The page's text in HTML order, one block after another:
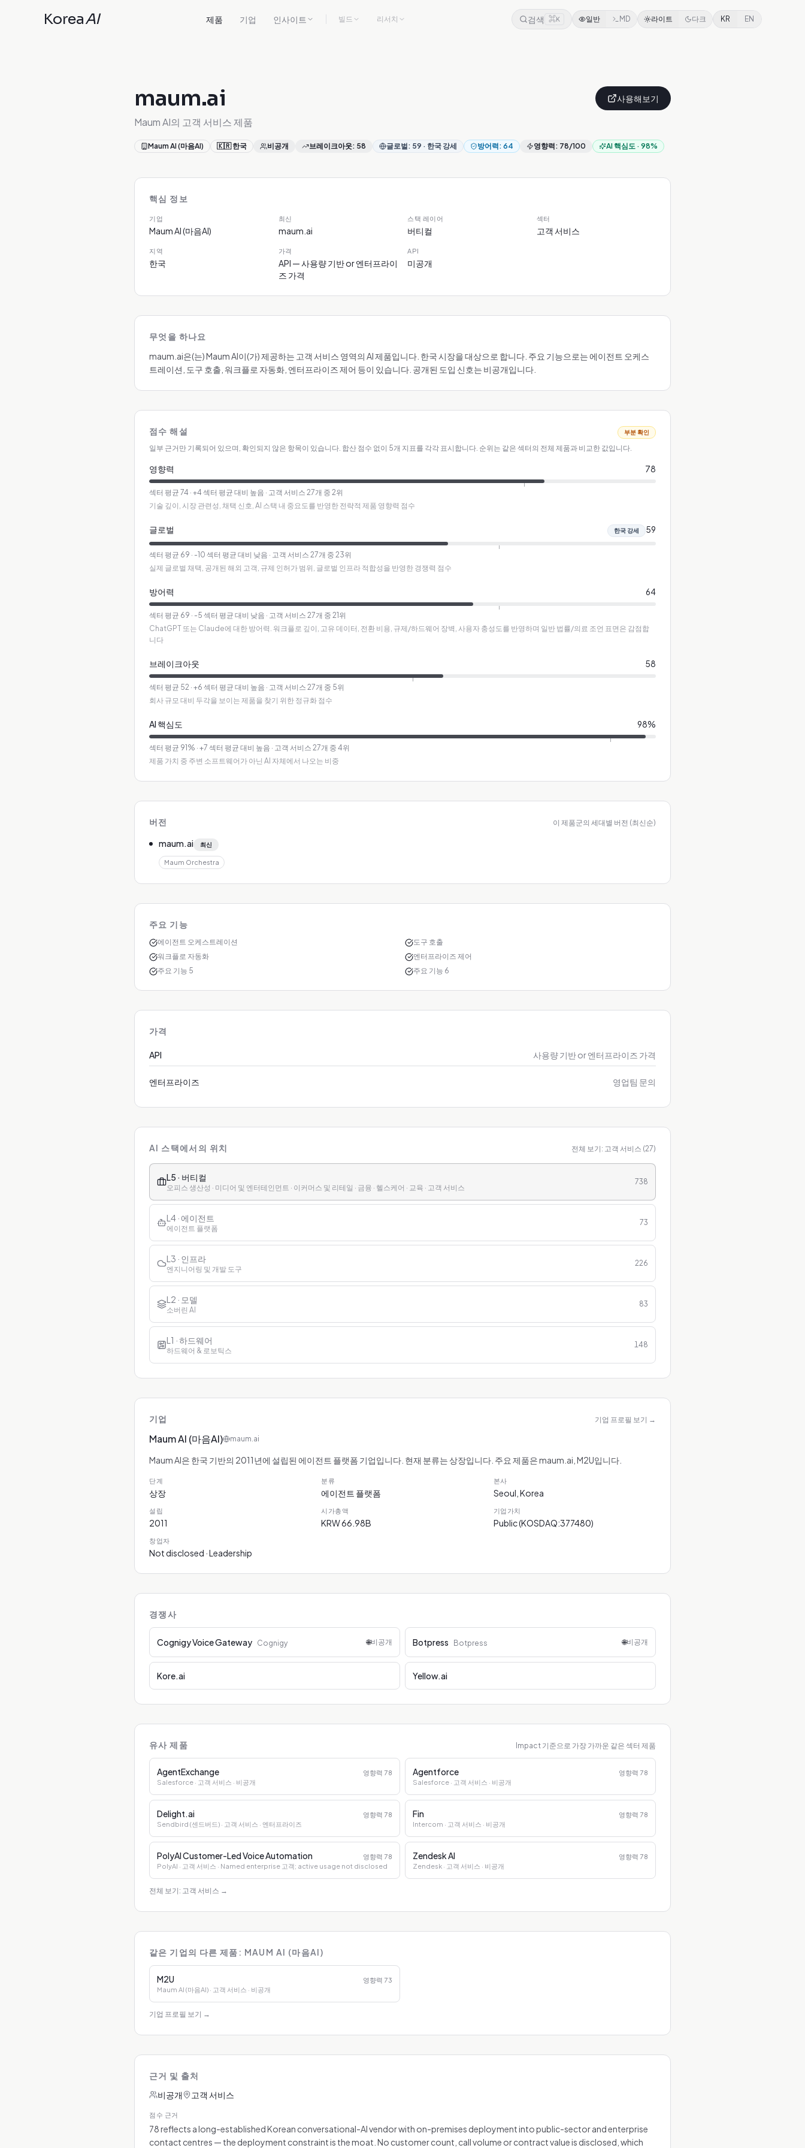
KoreaAI 제품 기업 인사이트 빌드 리서치 검색 ⌘K 일반 MD 라이트 다크 KR EN
maum.ai
Maum AI의 고객 서비스 제품
사용해보기
Maum AI (마음AI) 🇰🇷 한국 비공개 브레이크아웃: 58 글로벌: 59 · 한국 강세 방어력: 64 영향력: 78/100 AI 핵심도 · 98%
핵심 정보
기업
Maum AI (마음AI)
최신
maum.ai
스택 레이어
버티컬
섹터
고객 서비스
지역
한국
가격
API — 사용량 기반 or 엔터프라이
즈 가격
API
미공개
무엇을 하나요
maum.ai은(는) Maum AI이(가) 제공하는 고객 서비스 영역의 AI 제품입니다. 한국 시장을 대상으로 합니다. 주요 기능으로는 에이전트 오케스
트레이션, 도구 호출, 워크플로 자동화, 엔터프라이즈 제어 등이 있습니다. 공개된 도입 신호는 비공개입니다.
점수 해설 부분 확인
일부 근거만 기록되어 있으며, 확인되지 않은 항목이 있습니다. 합산 점수 없이 5개 지표를 각각 표시합니다. 순위는 같은 섹터의 전체 제품과 비교한 값입니다.
영향력 78
섹터 평균 74 · +4 섹터 평균 대비 높음 · 고객 서비스 27개 중 2위
기술 깊이, 시장 관련성, 채택 신호, AI 스택 내 중요도를 반영한 전략적 제품 영향력 점수
글로벌 한국 강세 59
섹터 평균 69 · -10 섹터 평균 대비 낮음 · 고객 서비스 27개 중 23위
실제 글로벌 채택, 공개된 해외 고객, 규제 인허가 범위, 글로벌 인프라 적합성을 반영한 경쟁력 점수
방어력 64
섹터 평균 69 · -5 섹터 평균 대비 낮음 · 고객 서비스 27개 중 21위
ChatGPT 또는 Claude에 대한 방어력. 워크플로 깊이, 고유 데이터, 전환 비용, 규제/하드웨어 장벽, 사용자 충성도를 반영하며 일반 법률/의료 조언 표면은 감점합
니다
브레이크아웃 58
섹터 평균 52 · +6 섹터 평균 대비 높음 · 고객 서비스 27개 중 5위
회사 규모 대비 두각을 보이는 제품을 찾기 위한 정규화 점수
AI 핵심도 98%
섹터 평균 91 % · +7 섹터 평균 대비 높음 · 고객 서비스 27개 중 4위
제품 가치 중 주변 소프트웨어가 아닌 AI 자체에서 나오는 비중
버전 이 제품군의 세대별 버전 (최신순)
maum.ai 최신
Maum Orchestra
주요 기능
에이전트 오케스트레이션
도구 호출
워크플로 자동화
엔터프라이즈 제어
주요 기능 5
주요 기능 6
가격
API 사용량 기반 or 엔터프라이즈 가격
엔터프라이즈 영업팀 문의
AI 스택에서의 위치 전체 보기: 고객 서비스 (27)
L5 · 버티컬
오피스 생산성 · 미디어 및 엔터테인먼트 · 이커머스 및 리테일 · 금융 · 헬스케어 · 교육 · 고객 서비스
738
L4 · 에이전트
에이전트 플랫폼
73
L3 · 인프라
엔지니어링 및 개발 도구
226
L2 · 모델
소버린 AI
83
L1 · 하드웨어
하드웨어 & 로보틱스
148
기업 기업 프로필 보기 →
Maum AI (마음AI) maum.ai
Maum AI은 한국 기반의 2011년에 설립된 에이전트 플랫폼 기업입니다. 현재 분류는 상장입니다. 주요 제품은 maum.ai, M2U입니다.
단계
상장
분류
에이전트 플랫폼
본사
Seoul, Korea
설립
2011
시가총액
KRW 66.98B
기업가치
Public (KOSDAQ:377480)
창업자
Not disclosed · Leadership
경쟁사
Cognigy Voice Gateway Cognigy 🌐비공개 Botpress Botpress 🌐비공개
Kore.ai Yellow.ai
유사 제품 Impact 기준으로 가장 가까운 같은 섹터 제품
AgentExchange 영향력 78
Salesforce · 고객 서비스 · 비공개
Agentforce 영향력 78
Salesforce · 고객 서비스 · 비공개
Delight.ai 영향력 78
Sendbird (센드버드) · 고객 서비스 · 엔터프라이즈
Fin 영향력 78
Intercom · 고객 서비스 · 비공개
PolyAI Customer-Led Voice Automation 영향력 78
PolyAI · 고객 서비스 · Named enterprise 고객; active usage not disclosed
Zendesk AI 영향력 78
Zendesk · 고객 서비스 · 비공개
전체 보기: 고객 서비스 →
같은 기업의 다른 제품: MAUM AI (마음AI)
M2U 영향력 73
Maum AI (마음AI) · 고객 서비스 · 비공개
기업 프로필 보기 →
근거 및 출처
비공개
고객 서비스
점수 근거
78 reflects a long-established Korean conversational-AI vendor with on-premises deployment into public-sector and enterprise
contact centres — the deployment constraint is the moat. No customer count, call volume or contract value is disclosed, which